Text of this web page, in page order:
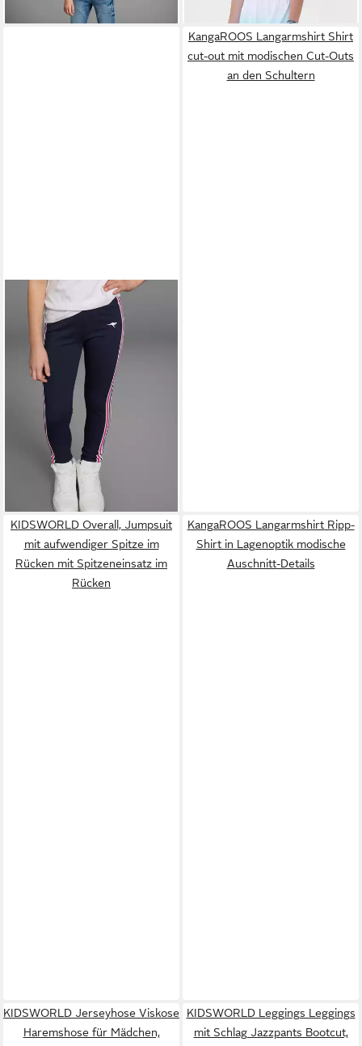
KANGAROOS
Leggings mit
aufgesetztem Band für
Mädchen
ab 21,99 € UVP 26,99 €
-19%
KangaROOS Langarmshirt Shirt
cut-out mit modischen Cut-Outs
an den Schultern
KIDSWORLD Overall, Jumpsuit
mit aufwendiger Spitze im
Rücken mit Spitzeneinsatz im
Rücken
KangaROOS Langarmshirt Ripp-
Shirt in Lagenoptik modische
Auschnitt-Details
KIDSWORLD Jerseyhose Viskose
Haremshose für Mädchen,
KIDSWORLD Leggings Leggings
mit Schlag Jazzpants Bootcut,